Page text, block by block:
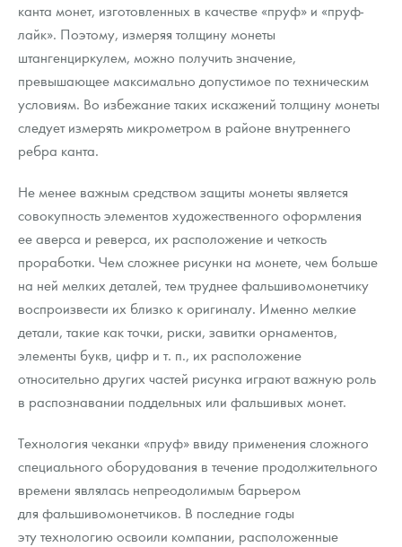
канта монет, изготовленных в качестве «пруф» и «пруф-
лайк». Поэтому, измеряя толщину монеты
штангенциркулем, можно получить значение,
превышающее максимально допустимое по техническим
условиям. Во избежание таких искажений толщину монеты
следует измерять микрометром в районе внутреннего
ребра канта.
Не менее важным средством защиты монеты является
совокупность элементов художественного оформления
ее аверса и реверса, их расположение и четкость
проработки. Чем сложнее рисунки на монете, чем больше
на ней мелких деталей, тем труднее фальшивомонетчику
воспроизвести их близко к оригиналу. Именно мелкие
детали, такие как точки, риски, завитки орнаментов,
элементы букв, цифр и т. п., их расположение
относительно других частей рисунка играют важную роль
в распознавании поддельных или фальшивых монет.
Технология чеканки «пруф» ввиду применения сложного
специального оборудования в течение продолжительного
времени являлась непреодолимым барьером
для фальшивомонетчиков. В последние годы
эту технологию освоили компании, расположенные